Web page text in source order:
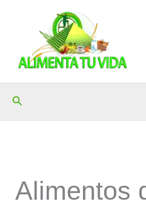
Buscar
Alimentos